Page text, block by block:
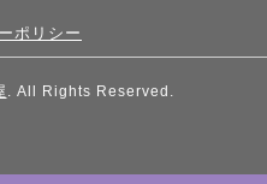
ポリシー
. All Rights Reserved.